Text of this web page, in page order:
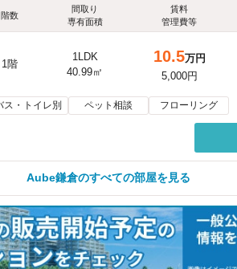
階数
間取り
専有面積
賃料
管理費等
1階
1LDK
40.99㎡
10.5万円
5,000円
ス・トイレ別 ペット相談 フローリング
Aube鎌倉のすべての部屋を見る